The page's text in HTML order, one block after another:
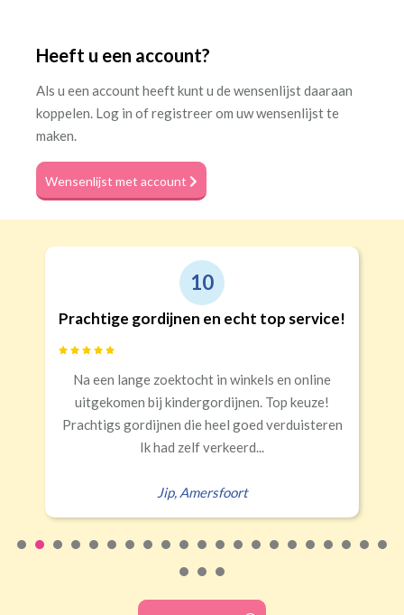
Heeft u een account?
Als u een account heeft kunt u de wensenlijst daaraan
koppelen. Log in of registreer om uw wensenlijst te
maken.
Wensenlijst met account
10
Prachtige gordijnen en echt top service!
Na een lange zoektocht in winkels en online
uitgekomen bij kindergordijnen. Top keuze!
Prachtigs gordijnen die heel goed verduisteren
Ik had zelf verkeerd...
Jip, Amersfoort